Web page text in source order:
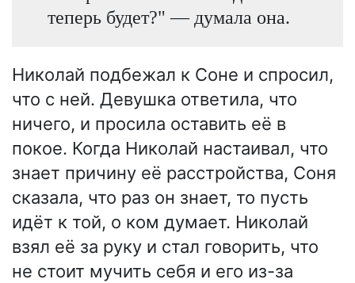
теперь будет?" — думала она.
Николай подбежал к Соне и спросил,
что с ней. Девушка ответила, что
ничего, и просила оставить её в
покое. Когда Николай настаивал, что
знает причину её расстройства, Соня
сказала, что раз он знает, то пусть
идёт к той, о ком думает. Николай
взял её за руку и стал говорить, что
не стоит мучить себя и его из-за